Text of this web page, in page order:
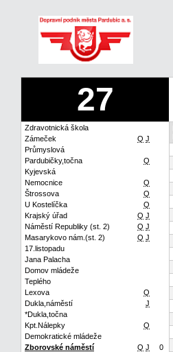
27
Zdravotnická škola
Zámeček
Q J
Průmyslová
Pardubičky,točna
Q
Kyjevská
Nemocnice
Q
Štrossova
Q
U Kostelíčka
Q
Krajský úřad
Q J
Náměstí Republiky (st. 2)
Q J
Masarykovo nám.(st. 2)
Q J
17.listopadu
Jana Palacha
Domov mládeže
Teplého
Lexova
Q
Dukla,náměstí
J
*Dukla,točna
Kpt.Nálepky
Q
Demokratické mládeže
Zborovské náměstí
Q J
0